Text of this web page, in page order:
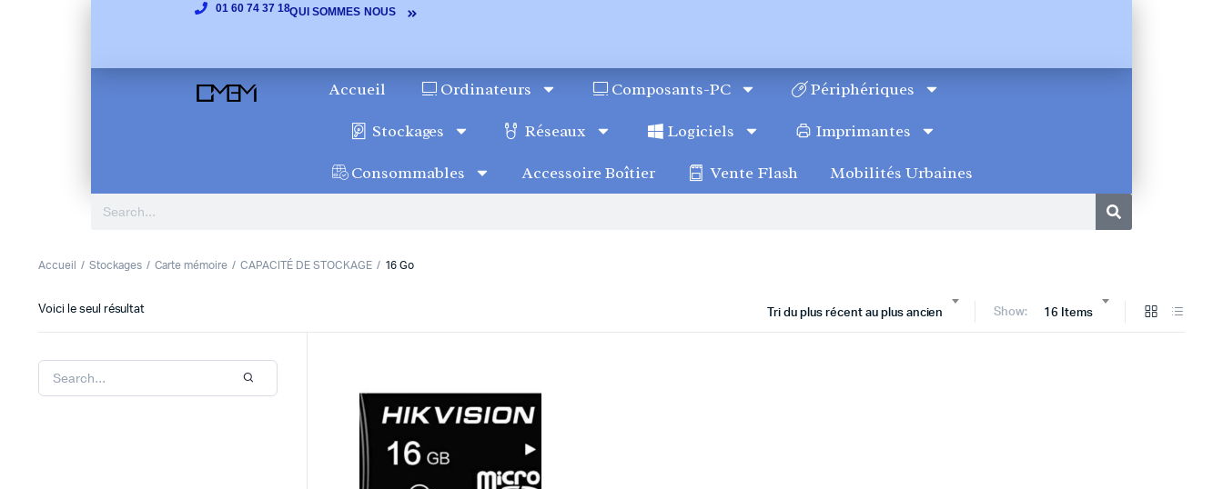
01 60 74 37 18QUI SOMMES NOUS
Accueil Ordinateurs Composants-PC Périphériques
Stockages Réseaux Logiciels Imprimantes
Consommables Accessoire Boîtier Vente Flash Mobilités Urbaines
Accueil Stockages Carte mémoire CAPACITÉ DE STOCKAGE 16 Go
Tri du plus récent au plus ancien Show: 16 Items
Voici le seul résultat